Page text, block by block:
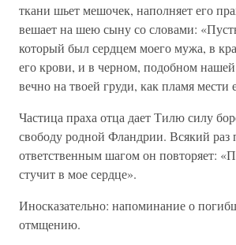
ткани шьет мешочек, наполняет его
вешает на шею сыну со словами:
который был сердцем моего мужа, в
его крови, и в черном, подобном нашей
вечно на твоей груди, как пламя мести
Частица праха отца дает Тилю силу
свободу родной Фландрии. Всякий раз
ответственным шагом он повторяет:
стучит в мое сердце».
Иносказательно: напоминание о
отмщению.